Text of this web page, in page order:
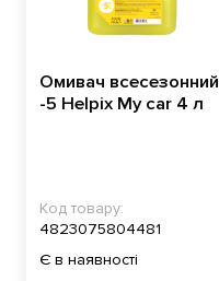
Омивач всесезонний
-5 Helpix My car 4 л
Код товару:
4823075804481
Є в наявності